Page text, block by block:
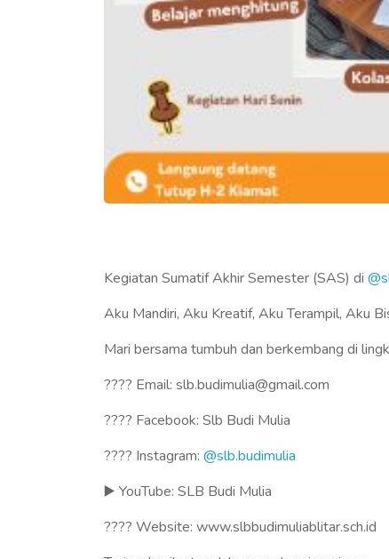
Kegiatan Sumatif Akhir Semester (SAS) di
Aku Mandiri, Aku Kreatif, Aku Terampil, Aku
Mari bersama tumbuh dan berkembang di
???? Email: slb.budimulia@gmail.com
???? Facebook: Slb Budi Mulia
???? Instagram: @slb.budimulia
▶️ YouTube: SLB Budi Mulia
???? Website: www.slbbudimuliablitar.sch.id